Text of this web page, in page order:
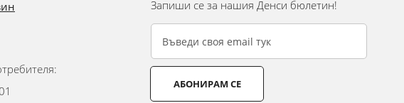
Запиши се за нашия Денси бюлетин!
АБОНИРАМ СЕ